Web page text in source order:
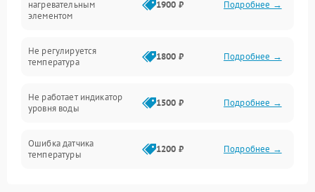
нагревательным
элементом
1900 ₽ Подробнее →
Не регулируется
температура
1800 ₽ Подробнее →
Не работает индикатор
уровня воды
1500 ₽ Подробнее →
Ошибка датчика
температуры
1200 ₽ Подробнее →